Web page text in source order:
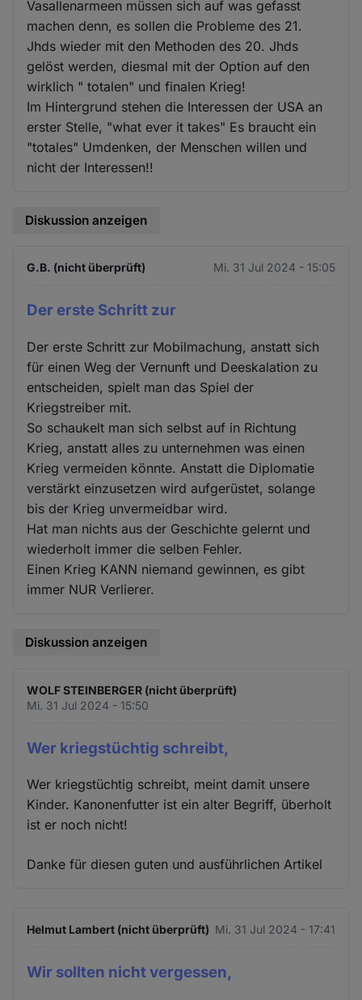
Vasallenarmeen müssen sich auf was gefasst
machen denn, es sollen die Probleme des 21.
Jhds wieder mit den Methoden des 20. Jhds
gelöst werden, diesmal mit der Option auf den
wirklich " totalen" und finalen Krieg!
Im Hintergrund stehen die Interessen der USA an
erster Stelle, "what ever it takes" Es braucht ein
"totales" Umdenken, der Menschen willen und
nicht der Interessen!!
Diskussion anzeigen
G.B. (nicht überprüft) Mi. 31 Jul 2024 - 15:05
Der erste Schritt zur
Der erste Schritt zur Mobilmachung, anstatt sich
für einen Weg der Vernunft und Deeskalation zu
entscheiden, spielt man das Spiel der
Kriegstreiber mit.
So schaukelt man sich selbst auf in Richtung
Krieg, anstatt alles zu unternehmen was einen
Krieg vermeiden könnte. Anstatt die Diplomatie
verstärkt einzusetzen wird aufgerüstet, solange
bis der Krieg unvermeidbar wird.
Hat man nichts aus der Geschichte gelernt und
wiederholt immer die selben Fehler.
Einen Krieg KANN niemand gewinnen, es gibt
immer NUR Verlierer.
Diskussion anzeigen
WOLF STEINBERGER (nicht überprüft)
Mi. 31 Jul 2024 - 15:50
Wer kriegstüchtig schreibt,
Wer kriegstüchtig schreibt, meint damit unsere
Kinder. Kanonenfutter ist ein alter Begriff, überholt
ist er noch nicht!
Danke für diesen guten und ausführlichen Artikel
Helmut Lambert (nicht überprüft) Mi. 31 Jul 2024 - 17:41
Wir sollten nicht vergessen,